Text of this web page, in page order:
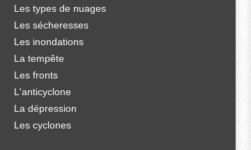
Les types de nuages
Les sécheresses
Les inondations
La tempête
Les fronts
L'anticyclone
La dépression
Les cyclones